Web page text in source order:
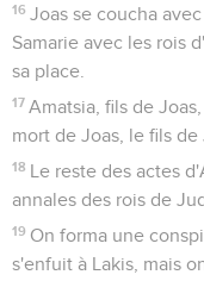
16 Joas se coucha
Samarie avec les rois
sa place.
17 Amatsia, fils de
mort de Joas, le fils de
18 Le reste des actes
annales des rois de
19 On forma une
s'enfuit à Lakis, mais